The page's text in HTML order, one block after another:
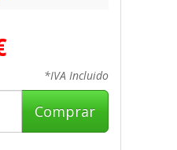
*IVA Incluido
Comprar